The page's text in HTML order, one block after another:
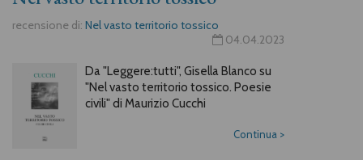
recensione di: Nel vasto territorio tossico
04.04.2023
Da "Leggere:tutti", Gisella Blanco su
"Nel vasto territorio tossico. Poesie
civili" di Maurizio Cucchi
Continua >